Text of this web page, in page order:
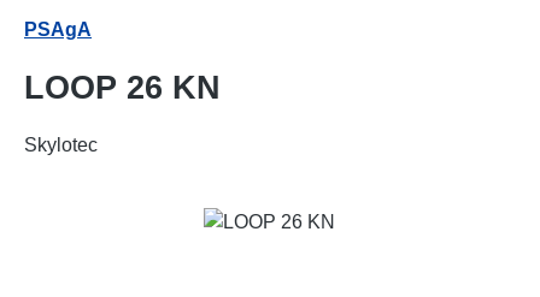
PSAgA
LOOP 26 KN
Skylotec
Bildergalerie überspringen